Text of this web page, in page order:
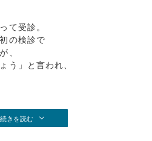
て受診。
の検診で
、
う」と言われ、
続きを読む